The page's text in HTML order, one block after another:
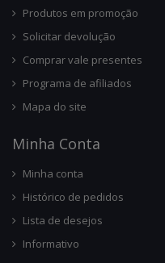
Produtos em promoção
Solicitar devolução
Comprar vale presentes
Programa de afiliados
Mapa do site
Minha Conta
Minha conta
Histórico de pedidos
Lista de desejos
Informativo